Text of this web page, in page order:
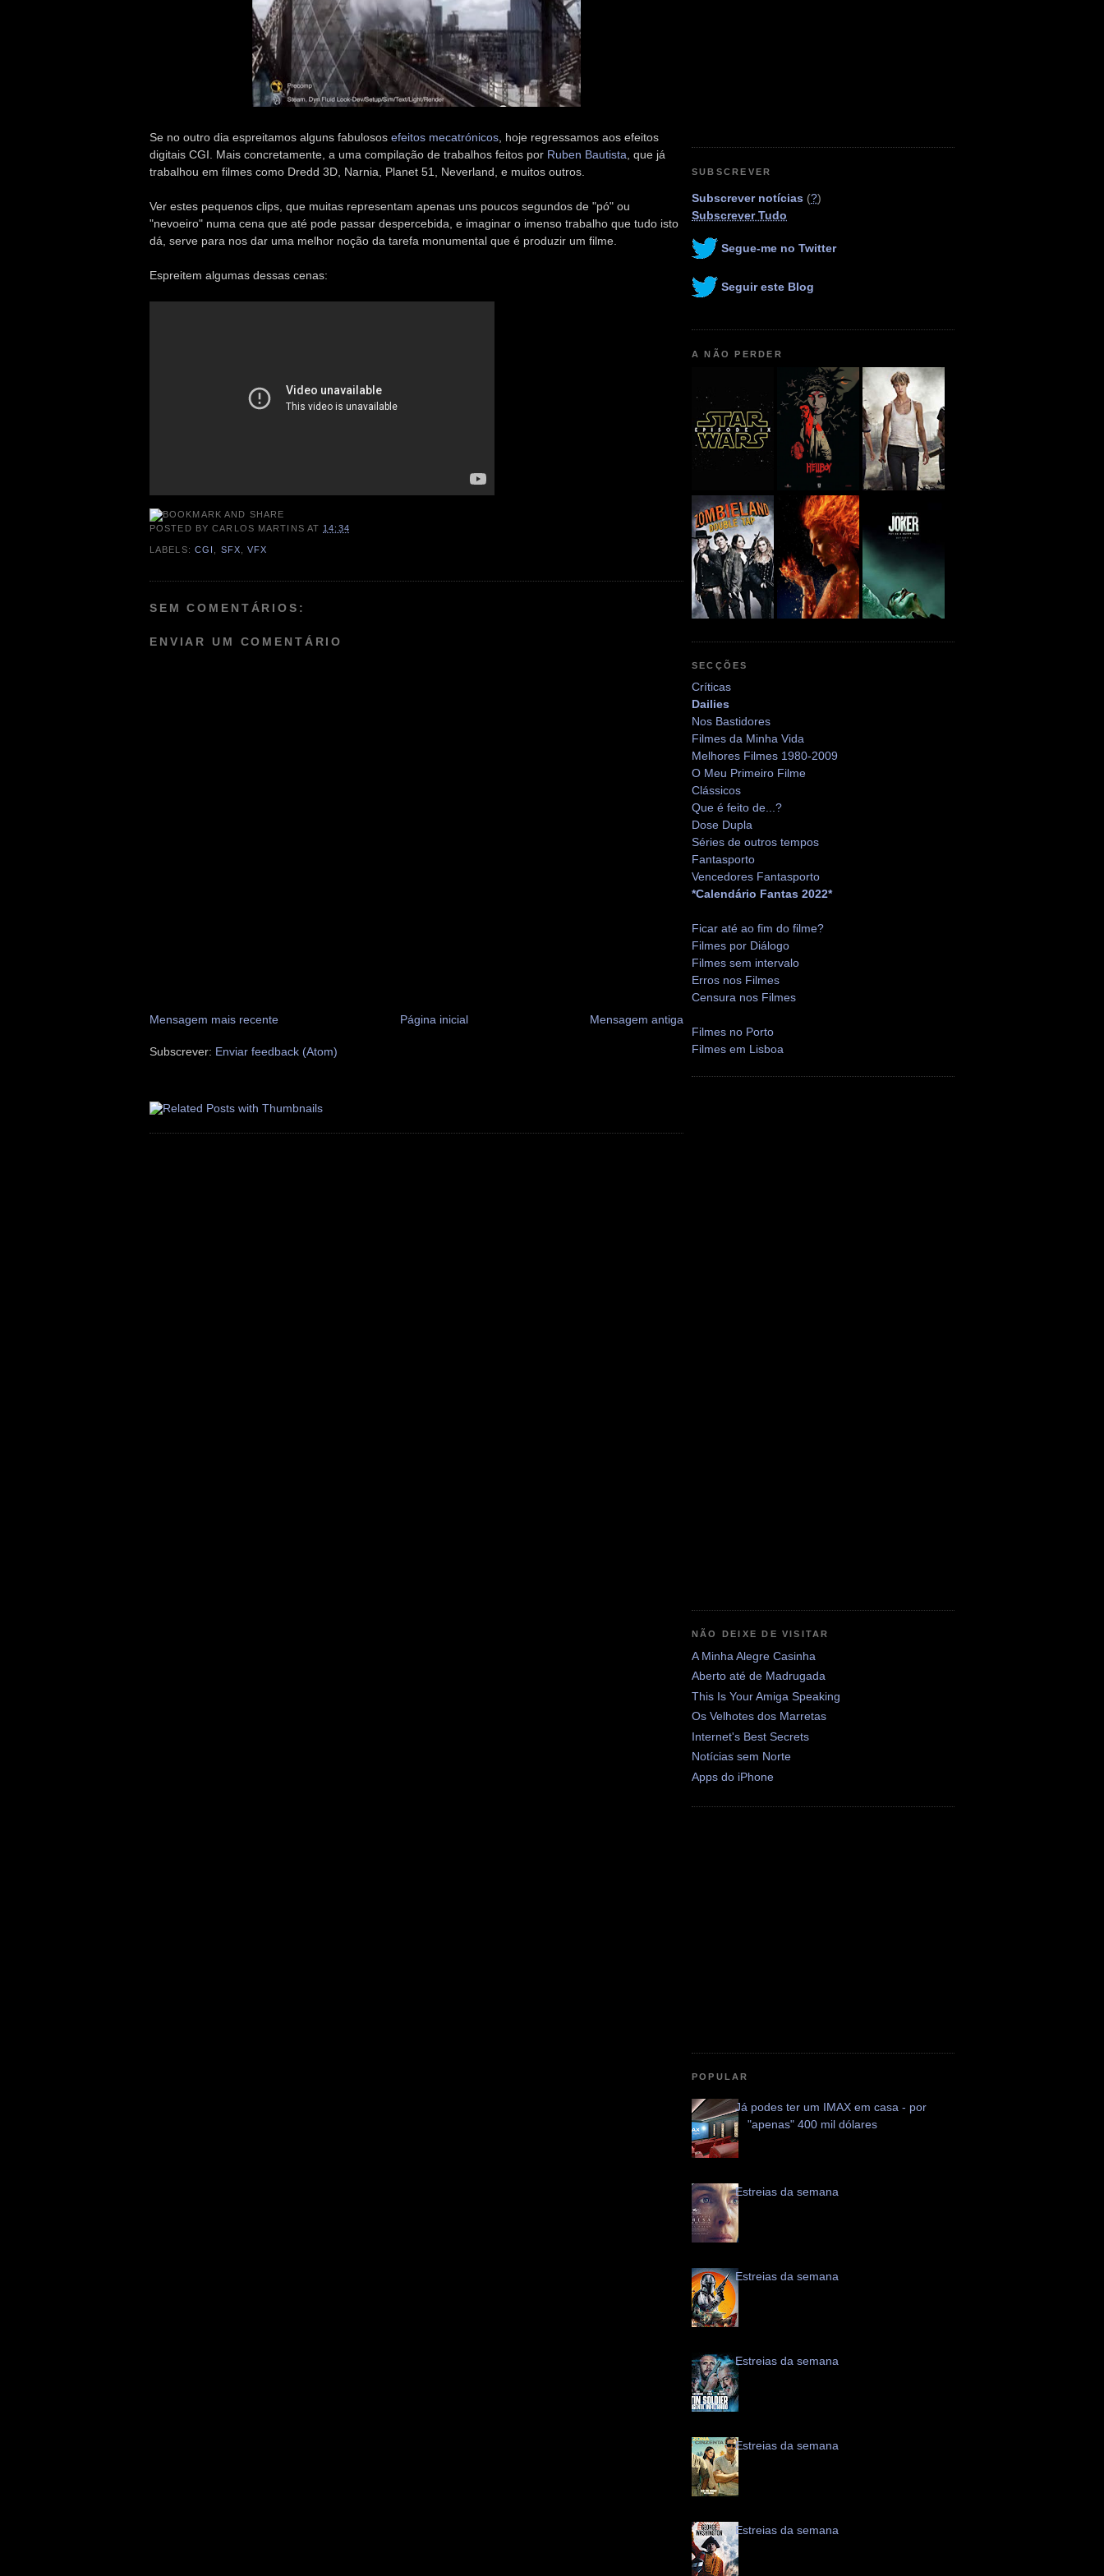
Se no outro dia espreitamos alguns fabulosos efeitos mecatrónicos , hoje regressamos aos efeitos
digitais CGI. Mais concretamente, a uma compilação de trabalhos feitos por Ruben Bautista , que já
trabalhou em filmes como Dredd 3D, Narnia, Planet 51, Neverland, e muitos outros.
Ver estes pequenos clips, que muitas representam apenas uns poucos segundos de "pó" ou
"nevoeiro" numa cena que até pode passar despercebida, e imaginar o imenso trabalho que tudo isto
dá, serve para nos dar uma melhor noção da tarefa monumental que é produzir um filme.
Espreitem algumas dessas cenas:
POSTED BYCARLOS MARTINS AT 14:34
LABELS: CGI SFX ,VFX
SEM COMENTÁRIOS:
ENVIAR UM COMENTÁRIO
Mensagem mais recente Mensagem antiga
Página inicial
Subscrever: Enviar feedback (Atom)
SUBSCREVER
Subscrever notícias (?)
Subscrever Tudo
Segue-me no Twitter
Seguir este Blog
A NÃO PERDER
SECÇÕES
Críticas
Dailies
Nos Bastidores
Filmes da Minha Vida
Melhores Filmes 1980-2009
O Meu Primeiro Filme
Clássicos
Que é feito de...?
Dose Dupla
Séries de outros tempos
Fantasporto
Vencedores Fantasporto
*Calendário Fantas 2022*
Ficar até ao fim do filme?
Filmes por Diálogo
Filmes sem intervalo
Erros nos Filmes
Censura nos Filmes
Filmes no Porto
Filmes em Lisboa
NÃO DEIXE DE VISITAR
A Minha Alegre Casinha
Aberto até de Madrugada
This Is Your Amiga Speaking
Os Velhotes dos Marretas
Internet's Best Secrets
Notícias sem Norte
Apps do iPhone
POPULAR
Já podes ter um IMAX em casa - por
"apenas" 400 mil dólares
Estreias da semana
Estreias da semana
Estreias da semana
Estreias da semana
Estreias da semana